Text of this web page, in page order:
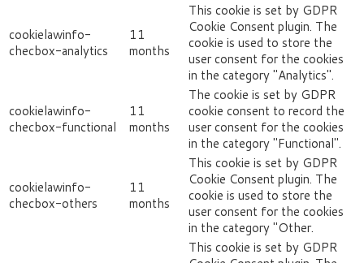
cookielawinfo-
checbox-analytics
11
months
This cookie is set by GDPR
Cookie Consent plugin. The
cookie is used to store the
user consent for the cookies
in the category "Analytics".
cookielawinfo-
checbox-functional
11
months
The cookie is set by GDPR
cookie consent to record the
user consent for the cookies
in the category "Functional".
cookielawinfo-
checbox-others
11
months
This cookie is set by GDPR
Cookie Consent plugin. The
cookie is used to store the
user consent for the cookies
in the category "Other.
This cookie is set by GDPR